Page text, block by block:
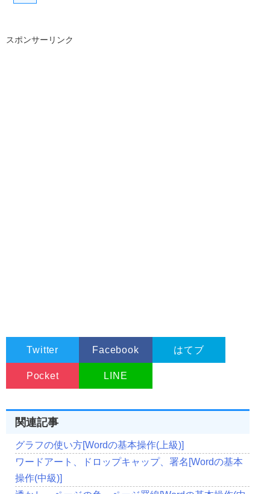
スポンサーリンク
Twitter Facebook はてブ
Pocket LINE
関連記事
グラフの使い方[Wordの基本操作(上級)]
ワードアート、ドロップキャップ、署名[Wordの基本
操作(中級)]